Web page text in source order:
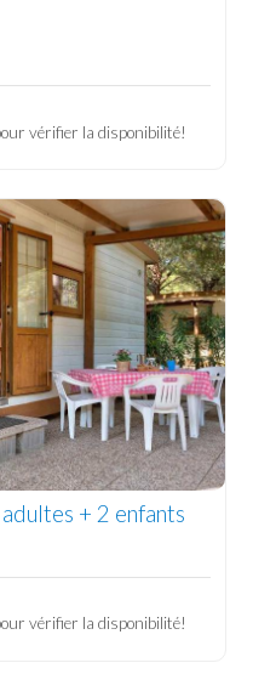
vérifier la disponibilité!
+ 2 enfants
vérifier la disponibilité!